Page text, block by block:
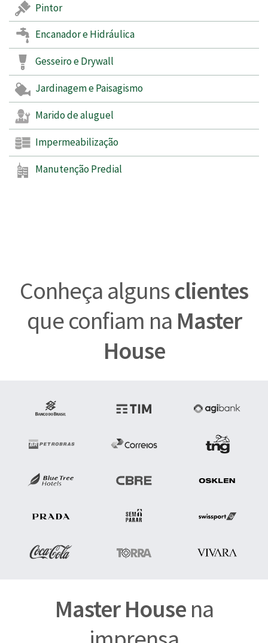
Pintor
Encanador e Hidráulica
Gesseiro e Drywall
Jardinagem e Paisagismo
Marido de aluguel
Impermeabilização
Manutenção Predial
Conheça algunsclientes
que confiam na Master
House
Master Housena